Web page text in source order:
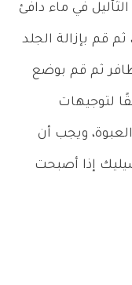
في ماء دافئ
ثم قم بإزالة الجلد
ثم قم بوضع
لتوجيهات
ويجب أن
إذا أصبحت